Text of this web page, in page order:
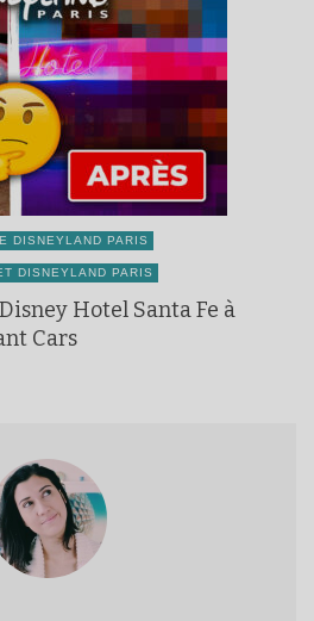
DISNEYLAND PARIS
DISNEYLAND PARIS
Hotel Santa Fe à
Cars